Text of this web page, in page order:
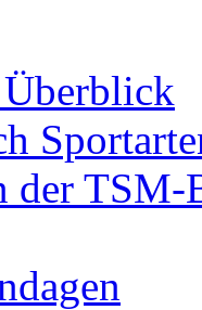
der TSM-